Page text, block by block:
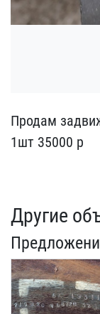
Продам
1шт ​35000 р
Другие